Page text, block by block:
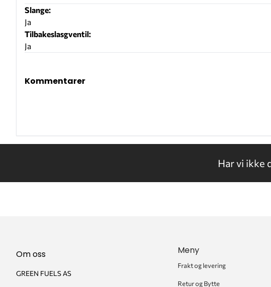
Slange:
Ja
Tilbakeslasgventil:
Ja
Kommentarer
Har vi ikke
Om oss
GREEN FUELS AS
Meny
Frakt og levering
Retur og Bytte